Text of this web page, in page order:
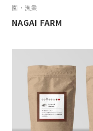
園・漁業
NAGAI FARM